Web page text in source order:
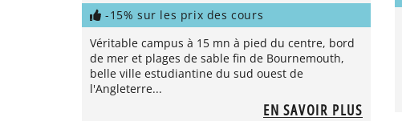
-15% sur les prix des cours
Véritable campus à 15 mn à pied du centre, bord
de mer et plages de sable fin de Bournemouth,
belle ville estudiantine du sud ouest de
l'Angleterre...
EN SAVOIR PLUS